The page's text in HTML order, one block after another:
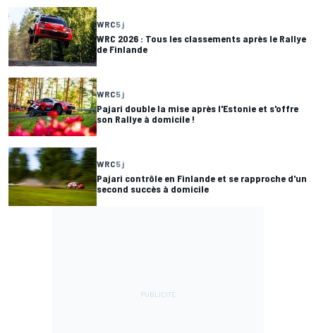
WRC5 j
WRC 2026 : Tous les classements après le Rallye
de Finlande
WRC5 j
Pajari double la mise après l'Estonie et s'offre
son Rallye à domicile !
WRC5 j
Pajari contrôle en Finlande et se rapproche d'un
second succès à domicile